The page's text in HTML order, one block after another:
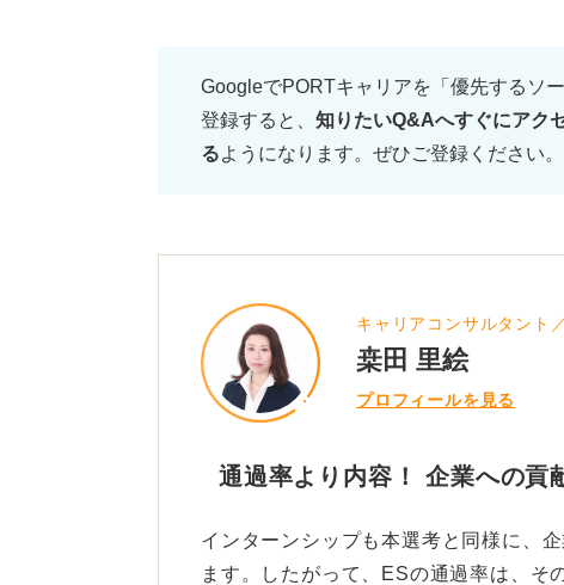
GoogleでPORTキャリアを「優先するソ
登録すると、 知りたいQ&Aへすぐにアク
るようになります。ぜひご登録ください。
キャリアコンサルタント
桒田 里絵
プロフィールを見る
通過率より内容！ 企業への貢
インターンシップも本選考と同様に、
ます。したがって、ESの通過率は、そ